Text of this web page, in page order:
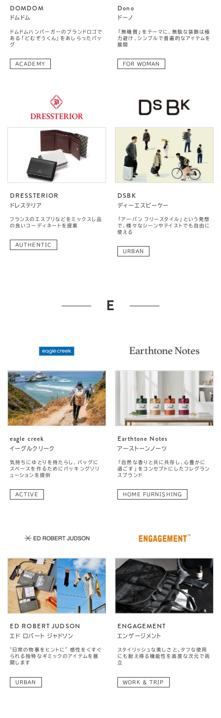
DOMDOM
ドムドム
ドムドムハンバーガーのブランドロゴで
ある「どむぞうくん」をあしらったバッ
グ
ACADEMY
Dono
ドーノ
「無機質」をテーマに、無駄な装飾は極
力避け、シンプルで普遍的なアイテムを
展開
FOR WOMAN
DRESSTERIOR
ドレステリア
フランスのエスプリなどをミックスし品
の良いコーディネートを提案
AUTHENTIC
DSBK
ディーエスビーケー
「アーバン フリースタイル」という発想
で、様々なシーンやテイストでも自由に
使える
URBAN
E
eagle creek
イーグルクリーク
気持ちにゆとりを持たらし、バッグに
スペースを作るためにパッキングソリ
ューションを提供
ACTIVE
Earthtone Notes
アーストーンノーツ
「自然な香りと共に共存し、心豊かに
過ごす」をコンセプトにしたフレグラン
スブランド
HOME FURNISHING
ED ROBERT JUDSON
エド ロバート ジャドソン
"日常の物事をヒントに" 感性をくすぐ
られる独特なギミックのアイテムを展
開します
URBAN
ENGAGEMENT
エンゲージメント
スタイリッシュな美しさと、タフな使用
にも耐え得る機能性を高度な次元で両
立
WORK & TRIP